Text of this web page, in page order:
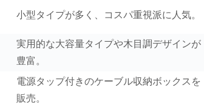
小型タイプが多く、コスパ重視派に人気。
実用的な大容量タイプや木目調デザインが
豊富。
電源タップ付きのケーブル収納ボックスを
販売。